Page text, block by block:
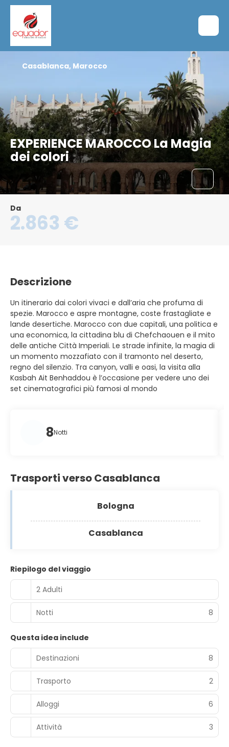
EXPERIENCE MAROCCO La Magia
dei colori
Casablanca, Marocco
Da
2.863 €
Descrizione
Un itinerario dai colori vivaci e dall’aria che profuma di
spezie. Marocco e aspre montagne, coste frastagliate e
lande desertiche. Marocco con due capitali, una politica e
una economica, la cittadina blu di Chefchaouen e il mito
delle antiche Città Imperiali. Le strade infinite, la magia di
un momento mozzafiato con il tramonto nel deserto,
regno del silenzio. Tra canyon, valli e oasi, la visita alla
Kasbah Ait Benhaddou è l’occasione per vedere uno dei
set cinematografici più famosi al mondo
8Notti
Trasporti verso Casablanca
Bologna
Casablanca
Riepilogo del viaggio
2 Adulti
Notti 8
Questa idea include
Destinazioni
8
Trasporto 2
Alloggi 6
Attività 3